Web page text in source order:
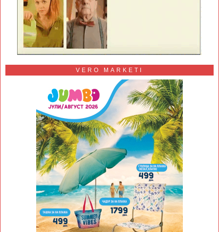
VERO MARKETI